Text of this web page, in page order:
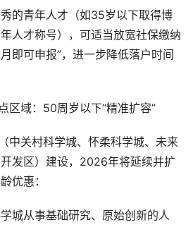
的青年人才（如35岁以下取得博
人才称号），可适当放宽社保缴纳
即可申报”，进一步降低落户时间
区域：50周岁以下“精准扩容”
中关村科学城、怀柔科学城、未来
发区）建设，2026年将延续并扩
优惠：
城从事基础研究、原始创新的人